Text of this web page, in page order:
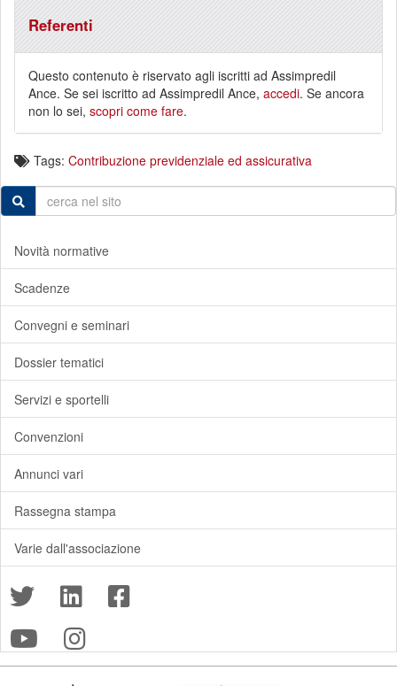
Referenti
Questo contenuto è riservato agli iscritti ad Assimpredil
Ance. Se sei iscritto ad Assimpredil Ance, accedi. Se ancora
non lo sei, scopri come fare.
Tags: Contribuzione previdenziale ed assicurativa
Novità normative
Scadenze
Convegni e seminari
Dossier tematici
Servizi e sportelli
Convenzioni
Annunci vari
Rassegna stampa
Varie dall'associazione